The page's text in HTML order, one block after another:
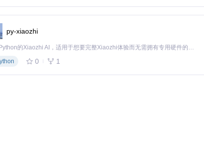
料成分优化系统，已成功应用于新型高温合金的成分设计，通过
实现了电池健康状态(SOH)的提前预警，预测精度达到92%。这些
验驱动向数据驱动的范式转变。
，不仅为材料性能预测提供了开箱即用的工具，更为构建端到端
将在新材料发现、性能优化和工艺创新中发挥越来越重要的作
py-xiaozhi
基于Python的Xiaozhi AI，适用于想要完整Xiaozhi体验而无需拥有专用硬件的用户。
0 1